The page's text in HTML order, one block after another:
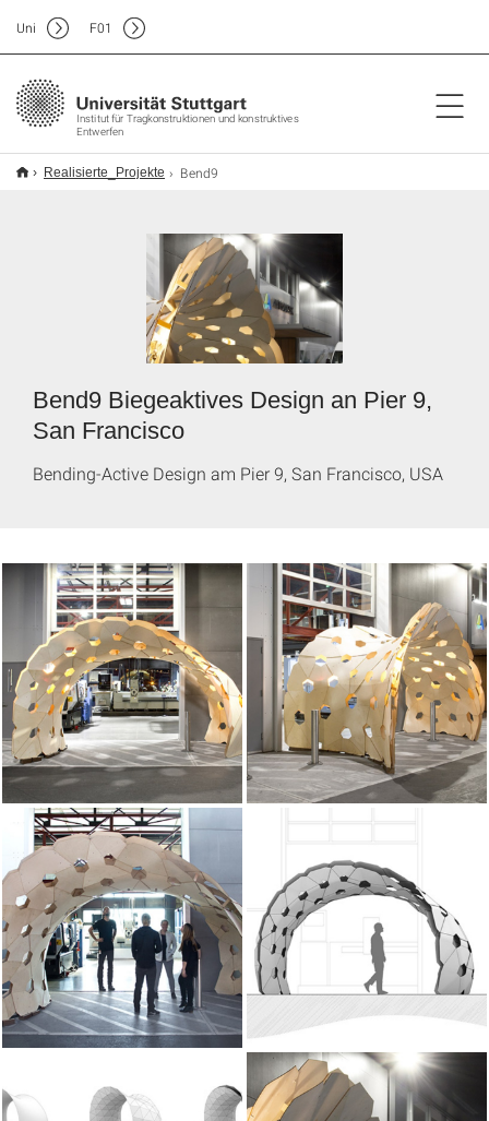
Institut für Tragkonstruktionen und konstruktives
Entwerfen
Uni F01
Realisierte_Projekte Bend9
Bend9 Biegeaktives Design an Pier 9,
San Francisco
Bending-Active Design am Pier 9, San Francisco, USA